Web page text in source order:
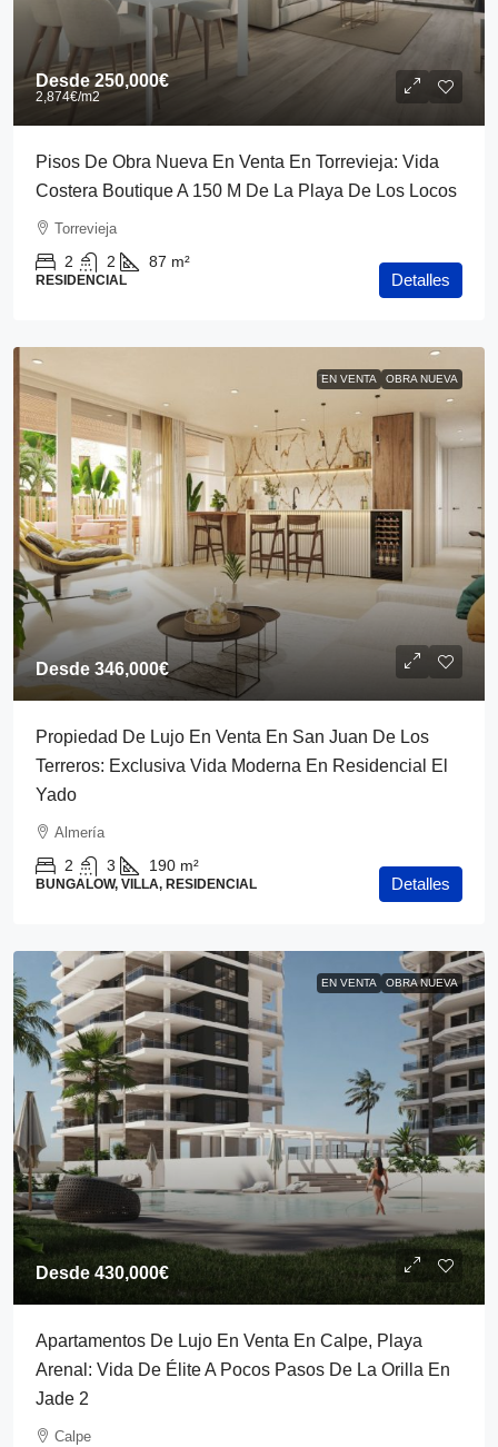
Desde250,000€
2,874€/m2
Pisos De Obra Nueva En Venta En Torrevieja: Vida
Costera Boutique A 150 M De La Playa De Los Locos
Torrevieja
2 2 87 m²
RESIDENCIAL Detalles
EN VENTA OBRA NUEVA
Desde 346,000€
Propiedad De Lujo En Venta En San Juan De Los
Terreros: Exclusiva Vida Moderna En Residencial El
Yado
Almería
2 3 190 m²
BUNGALOW, VILLA, RESIDENCIAL Detalles
EN VENTA OBRA NUEVA
Desde430,000€
Apartamentos De Lujo En Venta En Calpe, Playa
Arenal: Vida De Élite A Pocos Pasos De La Orilla En
Jade 2
Calpe